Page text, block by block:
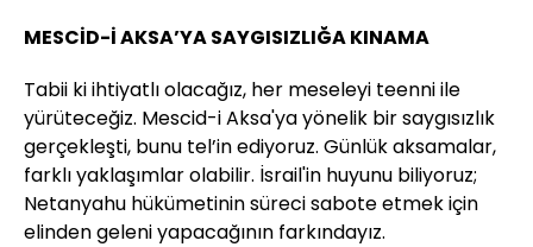
MESCİD-İ AKSA’YA SAYGISIZLIĞA KINAMA
Tabii ki ihtiyatlı olacağız, her meseleyi teenni ile
yürüteceğiz. Mescid-i Aksa'ya yönelik bir saygısızlık
gerçekleşti, bunu tel’in ediyoruz. Günlük aksamalar,
farklı yaklaşımlar olabilir. İsrail'in huyunu biliyoruz;
Netanyahu hükümetinin süreci sabote etmek için
elinden geleni yapacağının farkındayız.